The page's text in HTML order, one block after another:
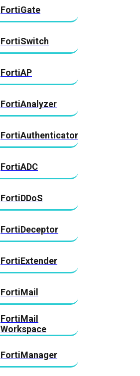
FortiGate
FortiSwitch
FortiAP
FortiAnalyzer
FortiAuthenticator
FortiADC
FortiDDoS
FortiDeceptor
FortiExtender
FortiMail
FortiMail
Workspace
FortiManager